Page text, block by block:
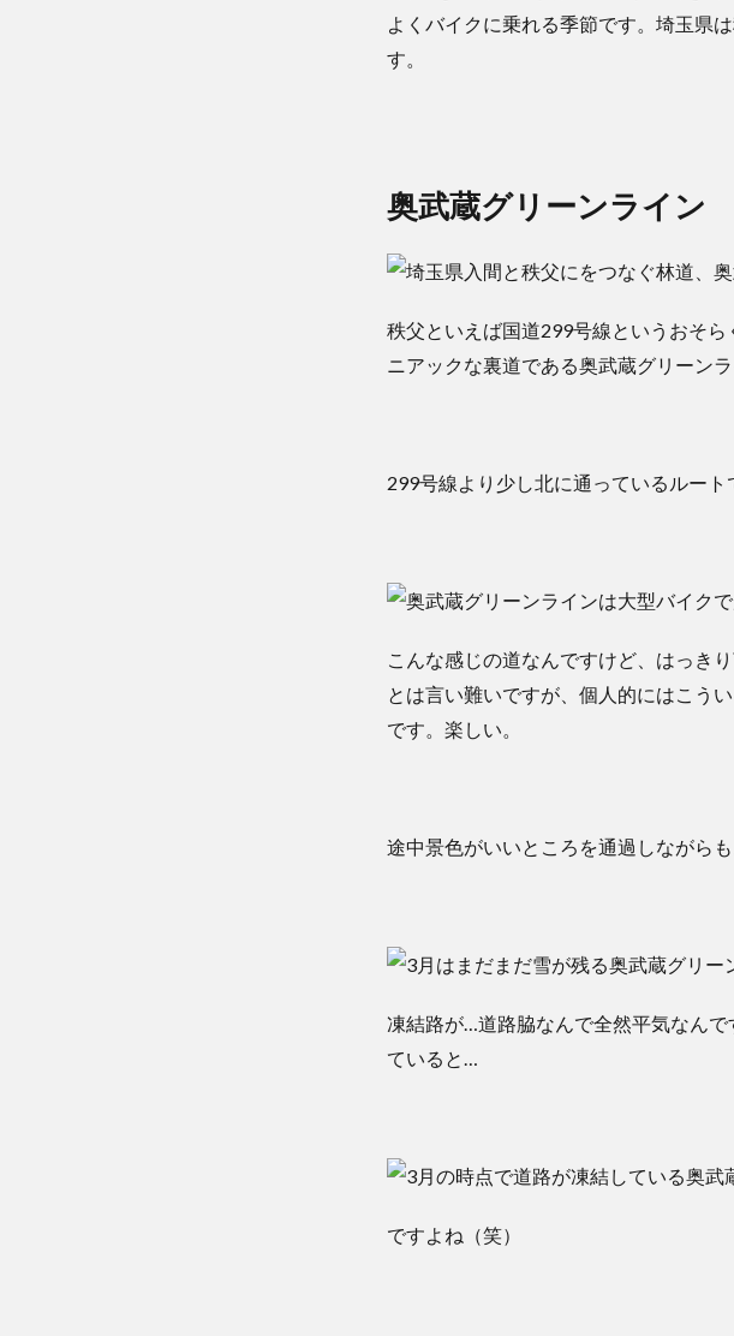
よくバイクに乗れる季節です。埼玉県
す。
奥武蔵グリーンライン
秩父といえば国道299号線というおそ
ニアックな裏道である奥武蔵グリーンラ
299号線より少し北に通っているルート
こんな感じの道なんですけど、はっき
とは言い難いですが、個人的にはこう
です。楽しい。
途中景色がいいところを通過しながら
凍結路が…道路脇なんで全然平気なん
ていると…
ですよね（笑）